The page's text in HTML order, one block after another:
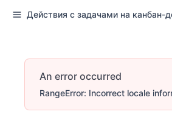
Действия с задачами на канбан-
An error occurred
RangeError: Incorrect locale